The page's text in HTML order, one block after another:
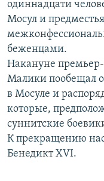
РАСПИСАНИЕ
ПОДПИШИТЕСЬ НА
СОЦИАЛЬНЫЕ СЕТИ
Все сайты РСЕ/РС
одиннадцати
Мосул и
беженцами.
Накануне
Малики пообещал
в Мосуле и
которые,
суннитские
К прекращению
Бенедикт XVI.